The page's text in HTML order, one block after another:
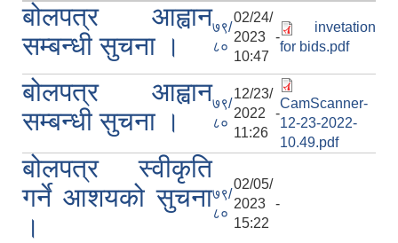
बोलपत्र आह्वान
सम्बन्धी सुचना ।
७९/
८०
02/24/
2023 -
10:47
invetation
for bids.pdf
बोलपत्र आह्वान
सम्बन्धी सुचना ।
७९/
८०
12/23/
2022 -
11:26
CamScanner-
12-23-2022-
10.49.pdf
बोलपत्र स्वीकृति
गर्ने आशयको सुचना
।
७९/
८०
02/05/
2023 -
15:22